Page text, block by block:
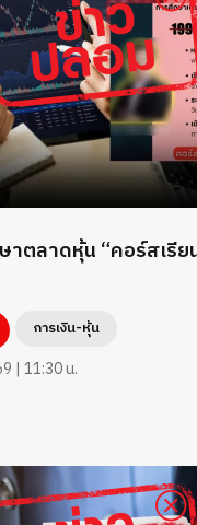
าตลาดหุ้น “คอร์สเรี
การเงิน-หุ้น
| 11:30 น.